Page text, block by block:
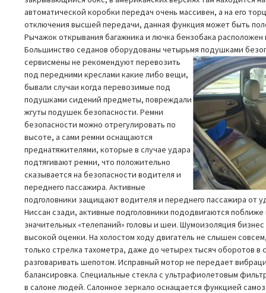
автоматической коробки передач очень массивен, а на его
отключения высшей передачи, данная функция может быть
Рычажок открывания багажника и лючка бензобака
Большинство седанов оборудованы четырьмя подушками
сервисмены не рекомендуют перевозить
под передними креслами какие либо вещи,
бывали случаи когда перевозимые под
подушками сидений предметы, повреждали
жгуты подушек безопасности. Ремни
безопасности можно отрегулировать по
высоте, а сами ремни оснащаются
преднатяжителями, которые в случае удара
подтягивают ремни, что положительно
сказывается на безопасности водителя и
переднего пассажира. Активные
подголовники защищают водителя и переднего пассажира от
Ниссан сзади, активные подголовники пододвигаются поближе
значительных «телепаний» головы и шеи. Шумоизоляция
высокой оценки. На холостом ходу двигатель не слышен
только стрелка тахометра, даже до четырех тысяч оборотов в
разговаривать шепотом. Исправный мотор не передает
балансировка. Специальные стекла с ультрафиолетовым
в салоне людей. Салонное зеркало оснащается функцией